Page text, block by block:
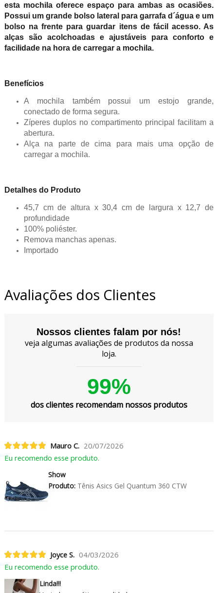
esta mochila oferece espaço para ambas as ocasiões.
Possui um grande bolso lateral para garrafa d´água e um
bolso na frente para guardar itens de fácil acesso. As
alças são acolchoadas e ajustáveis para conforto e
facilidade na hora de carregar a mochila.
Benefícios
A mochila também possui um estojo grande,
conectado de forma segura.
Zíperes duplos no compartimento principal facilitam a
abertura.
Alça na parte de cima para mais uma opção de
carregar a mochila.
Detalhes do Produto
45,7 cm de altura x 30,4 cm de largura x 12,7 de
profundidade
100% poliéster.
Remova manchas apenas.
Importado
Avaliações dos Clientes
Nossos clientes falam por nós!
veja algumas avaliações de produtos da nossa
loja.
99%
dos clientes recomendam nossos produtos
Mauro C. 20/07/2026
Eu recomendo esse produto.
Show
Produto:Tênis Asics Gel Quantum 360 CTW
Joyce S. 04/03/2026
Eu recomendo esse produto.
Linda!!!